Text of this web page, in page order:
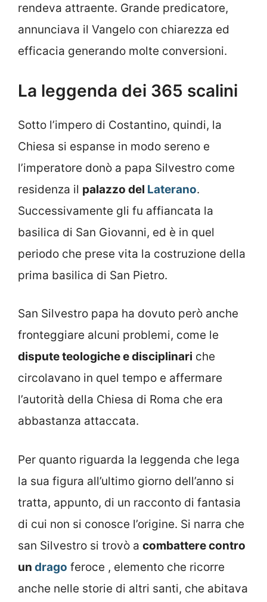
rendeva attraente. Grande predicatore,
annunciava il Vangelo con chiarezza ed
efficacia generando molte conversioni.
La leggenda dei 365 scalini
Sotto l’impero di Costantino, quindi, la
Chiesa si espanse in modo sereno e
l’imperatore donò a papa Silvestro come
residenza il palazzo del Laterano.
Successivamente gli fu affiancata la
basilica di San Giovanni, ed è in quel
periodo che prese vita la costruzione della
prima basilica di San Pietro.
San Silvestro papa ha dovuto però anche
fronteggiare alcuni problemi, come le
dispute teologiche e disciplinari che
circolavano in quel tempo e affermare
l’autorità della Chiesa di Roma che era
abbastanza attaccata.
Per quanto riguarda la leggenda che lega
la sua figura all’ultimo giorno dell’anno si
tratta, appunto, di un racconto di fantasia
di cui non si conosce l’origine. Si narra che
san Silvestro si trovò a combattere contro
un drago feroce , elemento che ricorre
anche nelle storie di altri santi, che abitava